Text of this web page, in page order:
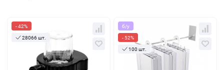
- 42%
28066 шт.
За 1 шт.
б/у
- 52%
100 шт.